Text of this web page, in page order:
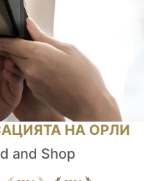
НА ОРЛИ
and Shop